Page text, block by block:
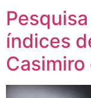
índices
Casimiro